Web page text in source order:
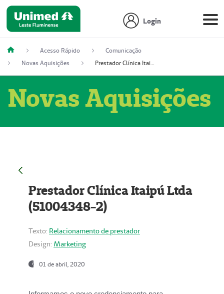
Login
Acesso Rápido
Comunicação
Novas Aquisições
Prestador Clínica Itaipú Ltda (51004348-2)
Novas Aquisições
Prestador Clínica Itaipú Ltda
(51004348-2)
Texto: Relacionamento de prestador
Design: Marketing
01 de abril, 2020